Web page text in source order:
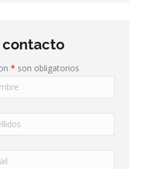
contacto
* son obligatorios